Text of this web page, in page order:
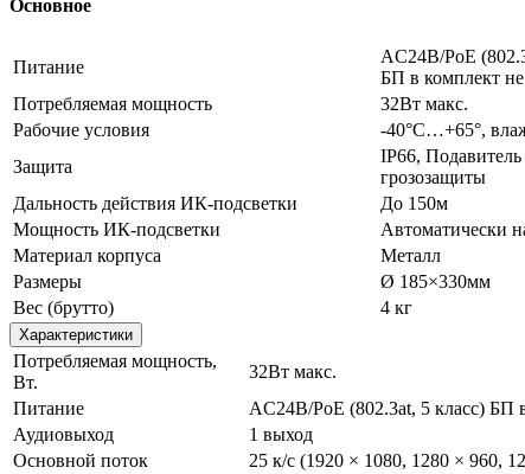
Основное
Питание
AC24В/PoE
БП в комплект
Потребляемая мощность
32Вт макс.
Рабочие условия
-40°C…+65°,
Защита
IP66,
грозозащиты
Дальность действия ИК-подсветки
До 150м
Мощность ИК-подсветки
Автоматически
Материал корпуса
Металл
Размеры
Ø 185×330мм
Вес (брутто)
4 кг
Характеристики
Потребляемая мощность,
Вт.
32Вт макс.
Питание
AC24В/PoE (802.3at, 5 класс) БП
Аудиовыход
1 выход
Основной поток
25 к/с (1920 × 1080, 1280 × 960,